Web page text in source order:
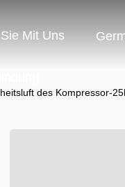
Mit Uns
des Kompressor-